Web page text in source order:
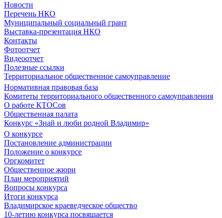
Новости
Перечень НКО
Муниципальный социальный грант
Выставка-презентация НКО
Контакты
Фотоотчет
Видеоотчет
Полезные ссылки
Территориальное общественное самоуправление
Нормативная правовая база
Комитеты территориального общественного самоуправления
О работе КТОСов
Общественная палата
Конкурс «Знай и люби родной Владимир»
О конкурсе
Постановление администрации
Положение о конкурсе
Оргкомитет
Общественное жюри
План мероприятий
Вопросы конкурса
Итоги конкурса
Владимирское краеведческое общество
10-летию конкурса посвящается